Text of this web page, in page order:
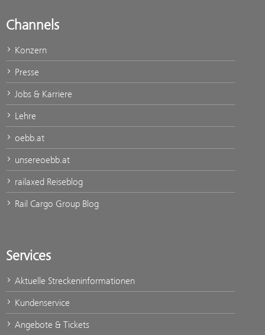
Channels
Konzern
Presse
Jobs & Karriere
Lehre
oebb.at
unsereoebb.at
railaxed Reiseblog
Rail Cargo Group Blog
Services
Aktuelle Streckeninformationen
Kundenservice
Angebote & Tickets